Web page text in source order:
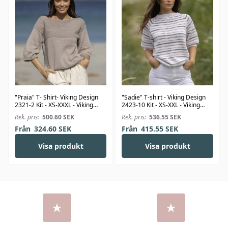
"Praia" T- Shirt- Viking Design
2321-2 Kit - XS-XXXL - Viking
Bjørk
Rek. pris: 500.60SEK
Från 324.60SEK
Visa produkt
"Sadie" T-shirt - Viking Design
2423-10 Kit - XS-XXL - Viking
Linus
Rek. pris: 536.55SEK
Från 415.55SEK
Visa produkt